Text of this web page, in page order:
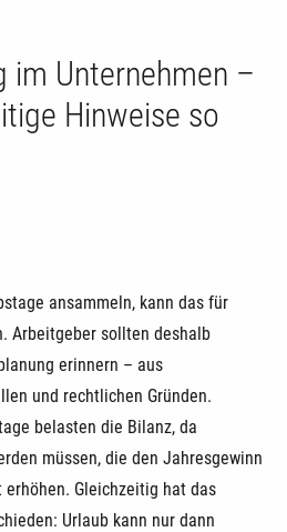
im Unternehmen –
Hinweise so
ansammeln, kann das für
Arbeitgeber sollten deshalb
erinnern – aus
und rechtlichen Gründen.
belasten die Bilanz, da
müssen, die den Jahresgewinn
Gleichzeitig hat das
Urlaub kann nur dann